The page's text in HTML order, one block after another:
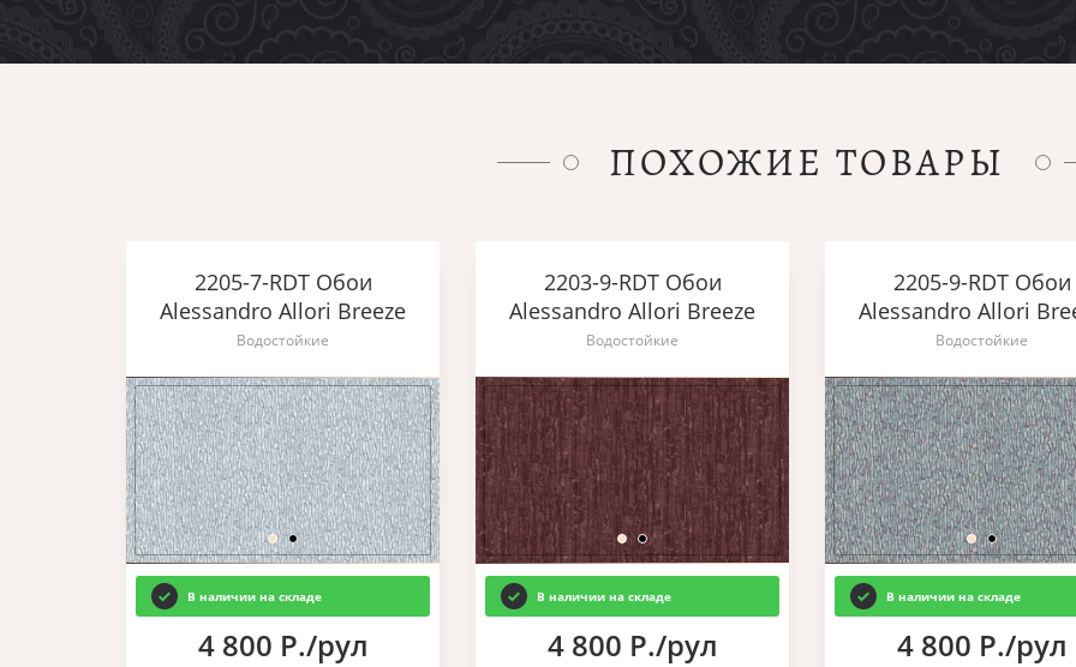
ПОХОЖИЕ ТОВАРЫ
2205-7-RDT Обои
Alessandro Allori Breeze
Водостойкие
В наличии на складе
4 800 Р./рул
2203-9-RDT Обои
Alessandro Allori Breeze
Водостойкие
В наличии на складе
4 800 Р./рул
2205-9-RDT Обои
Alessandro Allori
Водостойкие
В наличии на складе
4 800 Р./рул